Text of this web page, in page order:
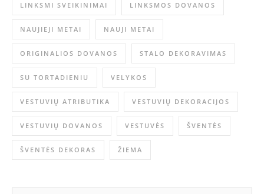
LINKSMI SVEIKINIMAI LINKSMOS DOVANOS
NAUJIEJI METAI NAUJI METAI
ORIGINALIOS DOVANOS STALO DEKORAVIMAS
SU TORTADIENIU VELYKOS
VESTUVIŲ ATRIBUTIKA VESTUVIŲ DEKORACIJOS
VESTUVIŲ DOVANOS VESTUVĖS ŠVENTĖS
ŠVENTĖS DEKORAS ŽIEMA